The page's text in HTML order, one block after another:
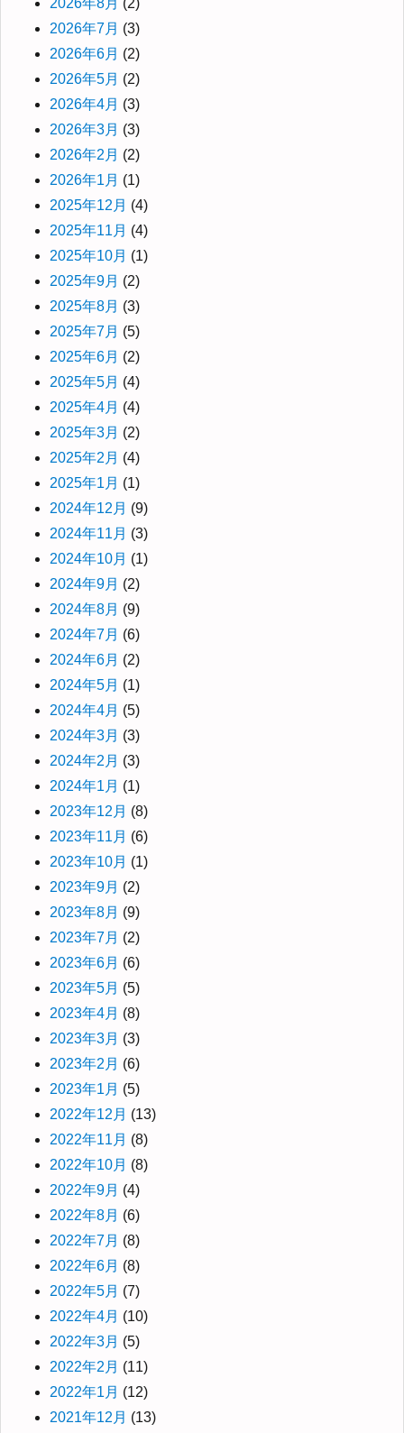
2026年8月 (2)
2026年7月 (3)
2026年6月 (2)
2026年5月 (2)
2026年4月 (3)
2026年3月 (3)
2026年2月 (2)
2026年1月 (1)
2025年12月 (4)
2025年11月 (4)
2025年10月 (1)
2025年9月 (2)
2025年8月 (3)
2025年7月 (5)
2025年6月 (2)
2025年5月 (4)
2025年4月 (4)
2025年3月 (2)
2025年2月 (4)
2025年1月 (1)
2024年12月 (9)
2024年11月 (3)
2024年10月 (1)
2024年9月 (2)
2024年8月 (9)
2024年7月 (6)
2024年6月 (2)
2024年5月 (1)
2024年4月 (5)
2024年3月 (3)
2024年2月 (3)
2024年1月 (1)
2023年12月 (8)
2023年11月 (6)
2023年10月 (1)
2023年9月 (2)
2023年8月 (9)
2023年7月 (2)
2023年6月 (6)
2023年5月 (5)
2023年4月 (8)
2023年3月 (3)
2023年2月 (6)
2023年1月 (5)
2022年12月 (13)
2022年11月 (8)
2022年10月 (8)
2022年9月 (4)
2022年8月 (6)
2022年7月 (8)
2022年6月 (8)
2022年5月 (7)
2022年4月 (10)
2022年3月 (5)
2022年2月 (11)
2022年1月 (12)
2021年12月 (13)